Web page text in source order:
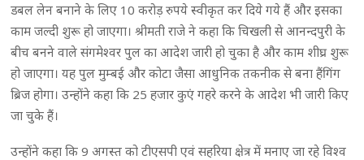
डबल लेन बनाने के लिए 10 करोड़ रुपये स्वीकृत कर दिये गये हैं और इसका
काम जल्दी शुरू हो जाएगा। श्रीमती राजे ने कहा कि चिखली से आनन्दपुरी के
बीच बनने वाले संगमेश्वर पुल का आदेश जारी हो चुका है और काम शीघ्र शुरू
हो जाएगा। यह पुल मुम्बई और कोटा जैसा आधुनिक तकनीक से बना हैंगिंग
ब्रिज होगा। उन्होंने कहा कि 25 हजार कुएं गहरे करने के आदेश भी जारी किए
जा चुके हैं।
उन्होंने कहा कि 9 अगस्त को टीएसपी एवं सहरिया क्षेत्र में मनाए जा रहे विश्व